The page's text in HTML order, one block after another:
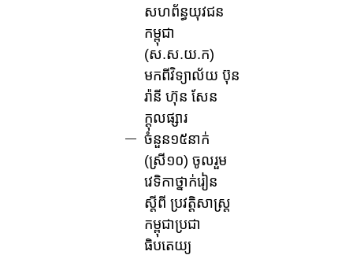
សហព័ន្ធយុវជន
កម្ពុជា
(ស.ស.យ.ក)
មកពីវិទ្យាល័យ ប៊ុន
រ៉ានី ហ៊ុន សែន
ក្តុលផ្សារ
ចំនួន១៥នាក់
(ស្រី១០) ចូលរួម
វេទិកាថ្នាក់រៀន
ស្តីពី ប្រវត្តិសាស្ត្រ
កម្ពុជាប្រជា
ធិបតេយ្យ